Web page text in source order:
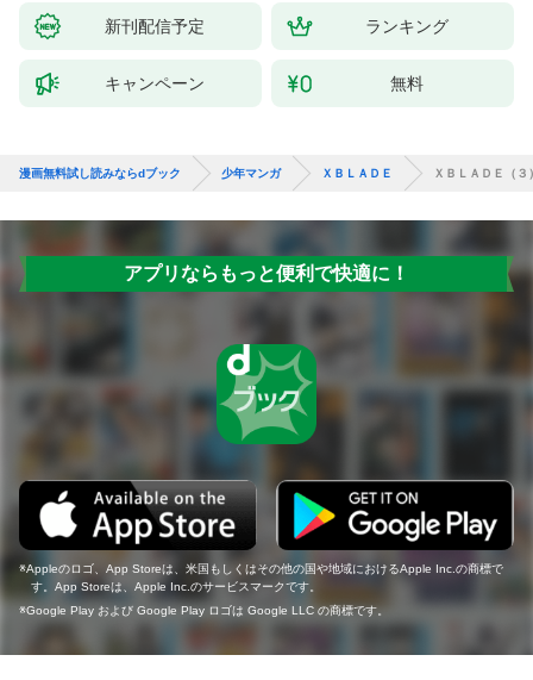
新刊配信予定 ランキング
キャンペーン 無料
漫画無料試し読みならdブック 少年マンガ ＸＢＬＡＤＥ ＸＢＬＡＤＥ（３
アプリならもっと便利で快適に！
Appleのロゴ、App Storeは、米国もしくはその他の国や地域におけるApple Inc.の商標で
す。App Storeは、Apple Inc.のサービスマークです。
Google Play および Google Play ロゴは Google LLC の商標です。